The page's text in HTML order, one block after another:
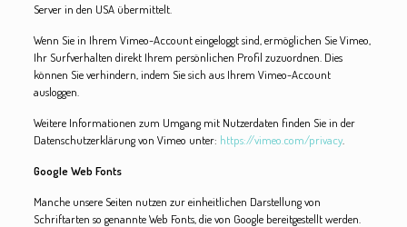
Server in den USA übermittelt.
Wenn Sie in Ihrem Vimeo-Account eingeloggt sind, ermöglichen Sie Vimeo,
Ihr Surfverhalten direkt Ihrem persönlichen Profil zuzuordnen. Dies
können Sie verhindern, indem Sie sich aus Ihrem Vimeo-Account
ausloggen.
Weitere Informationen zum Umgang mit Nutzerdaten finden Sie in der
Datenschutzerklärung von Vimeo unter: https://vimeo.com/privacy.
Google Web Fonts
Manche unsere Seiten nutzen zur einheitlichen Darstellung von
Schriftarten so genannte Web Fonts, die von Google bereitgestellt werden.